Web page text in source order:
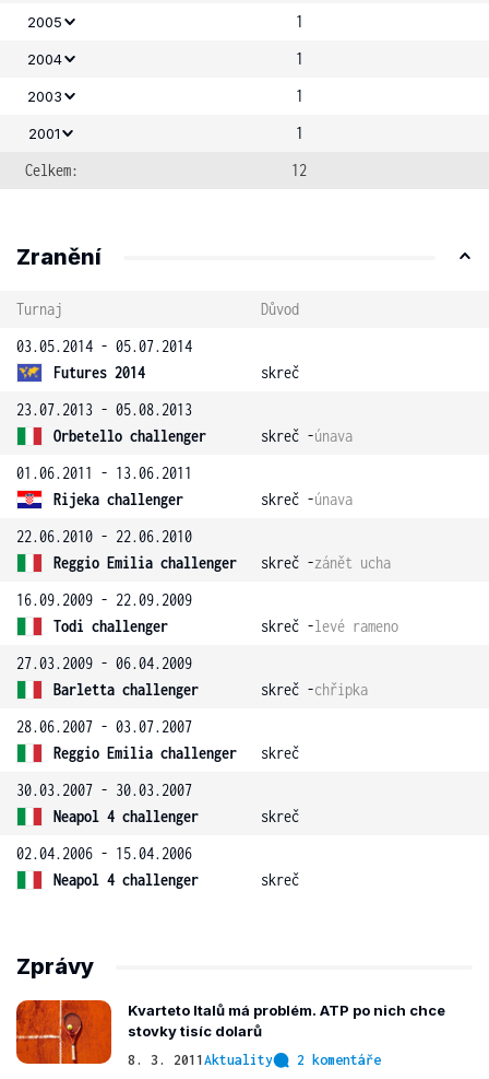
2005 1
2004 1
2003 1
2001
1
Celkem:
12
Zranění
Turnaj
Důvod
03.05.2014 - 05.07.2014
Futures 2014
skreč
23.07.2013 - 05.08.2013
Orbetello challenger
skreč -únava
01.06.2011 - 13.06.2011
Rijeka challenger
skreč -únava
22.06.2010 - 22.06.2010
Reggio Emilia challenger
skreč -zánět ucha
16.09.2009 - 22.09.2009
Todi challenger
skreč -levé rameno
27.03.2009 - 06.04.2009
Barletta challenger
skreč -chřipka
28.06.2007 - 03.07.2007
Reggio Emilia challenger
skreč
30.03.2007 - 30.03.2007
Neapol 4 challenger
skreč
02.04.2006 - 15.04.2006
Neapol 4 challenger
skreč
Zprávy
Kvarteto Italů má problém. ATP po nich chce
stovky tisíc dolarů
8. 3. 2011Aktuality 2 komentáře